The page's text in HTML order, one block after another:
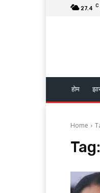
27.4 C
होम
Home
Tag: